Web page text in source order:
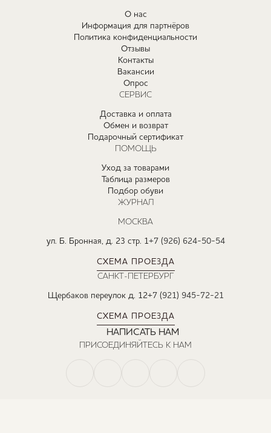
О нас
Информация для партнёров
Политика конфиденциальности
Отзывы
Контакты
Вакансии
Опрос
СЕРВИС
Доставка и оплата
Обмен и возврат
Подарочный сертификат
ПОМОЩЬ
Уход за товарами
Таблица размеров
Подбор обуви
ЖУРНАЛ
МОСКВА
ул. Б. Бронная, д. 23 стр. 1+7 (926) 624-50-54
СХЕМА ПРОЕЗДА
САНКТ-ПЕТЕРБУРГ
Щербаков переулок д. 12+7 (921) 945-72-21
СХЕМА ПРОЕЗДА
НАПИСАТЬ НАМ
ПРИСОЕДИНЯЙТЕСЬ К НАМ